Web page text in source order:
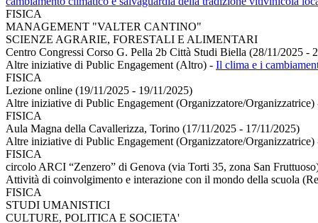
FISICA
MANAGEMENT "VALTER CANTINO"
SCIENZE AGRARIE, FORESTALI E ALIMENTARI
Centro Congressi Corso G. Pella 2b Città Studi Biella (28/11/2025 -
Altre iniziative di Public Engagement (Altro) - Il clima e i
FISICA
Lezione online (19/11/2025 - 19/11/2025)
Altre iniziative di Public Engagement (Organizzatore/Organizzatrice)
FISICA
Aula Magna della Cavallerizza, Torino (17/11/2025 - 17/11/2025)
Altre iniziative di Public Engagement (Organizzatore/Organizzatrice)
FISICA
circolo ARCI “Zenzero” di Genova (via Torti 35, zona San
Attività di coinvolgimento e interazione con il mondo della scuola
FISICA
STUDI UMANISTICI
CULTURE, POLITICA E SOCIETA'